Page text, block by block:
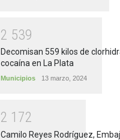
2 539
Decomisan 559 kilos de
cocaína en La Plata
Municipios 13 marzo, 2024
2 1 72
Camilo Reyes Rodríguez,